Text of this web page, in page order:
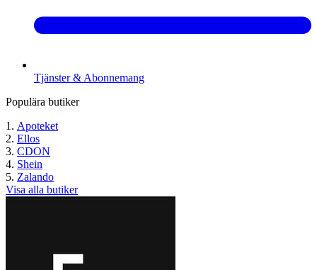
Tjänster & Abonnemang
Populära butiker
Apoteket
Ellos
CDON
Shein
Zalando
Visa alla butiker